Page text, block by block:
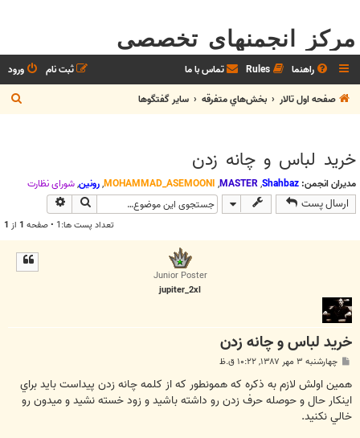
مرکز انجمنهای تخصصی
راهنما Rules تماس با ما ورود
ثبت نام
صفحه اول تالار
بخش‌‌هاي متفرقه ساير گفتگوها
س
خرید لباس و چانه زدن
مدیران انجمن: Shahbaz
,
MASTER
,
MOHAMMAD_ASEMOONI
,رونین,شوراي نظارت
ارسال پست جستجو
تعداد پست ها:1 • صفحه 1 از 1
Junior Poster
jupiter_2xl
خرید لباس و چانه زدن
س
ت
چهارشنبه ۳ مهر ۱۳۸۷, ۱۰:۲۲ ق.ظ
همين اولش لازم به ذكره كه همونطور كه از كلمه چانه زدن پيداست بايد براي
اينكار حال و حوصله حرف زدن رو داشته باشيد و زود خسته نشيد و ميدون رو
خالي نكنيد.